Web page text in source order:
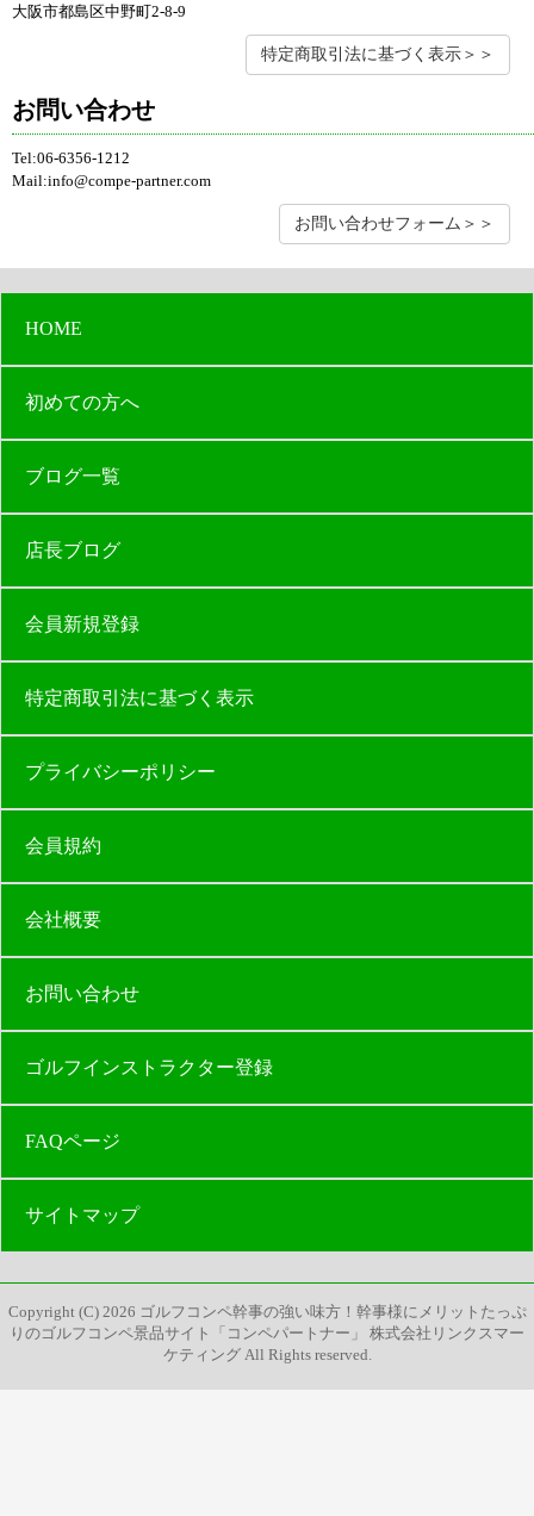
大阪市都島区中野町2-8-9
特定商取引法に基づく表示＞＞
お問い合わせ
Tel:06-6356-1212
Mail:info@compe-partner.com
お問い合わせフォーム＞＞
HOME
初めての方へ
ブログ一覧
店長ブログ
会員新規登録
特定商取引法に基づく表示
プライバシーポリシー
会員規約
会社概要
お問い合わせ
ゴルフインストラクター登録
FAQページ
サイトマップ
Copyright (C) 2026 ゴルフコンペ幹事の強い味方！幹事様にメリットたっぷ
りのゴルフコンペ景品サイト「コンペパートナー」 株式会社リンクスマー
ケティングAll Rights reserved.